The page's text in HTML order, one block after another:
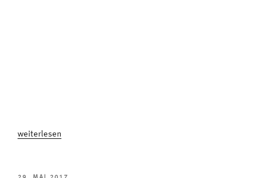
„Qualitätssicherung
„Kundenzufriedenheit
weiterlesen